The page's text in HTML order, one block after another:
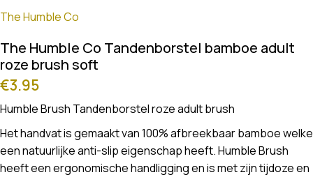
The Humble Co
The Humble Co Tandenborstel bamboe adult
roze brush soft
€3.95
Humble Brush Tandenborstel roze adult brush
Het handvat is gemaakt van 100% afbreekbaar bamboe welke
een natuurlijke anti-slip eigenschap heeft. Humble Brush
heeft een ergonomische handligging en is met zijn tijdoze en